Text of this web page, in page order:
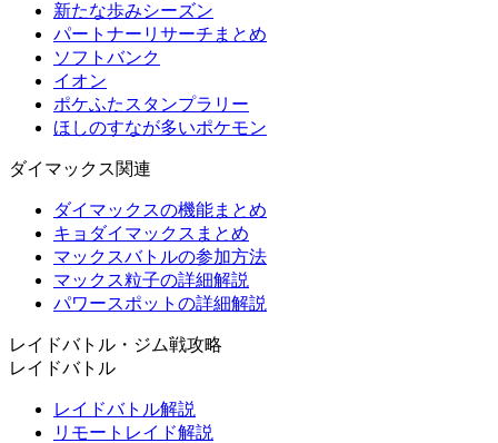
新たな歩みシーズン
パートナーリサーチまとめ
ソフトバンク
イオン
ポケふたスタンプラリー
ほしのすなが多いポケモン
ダイマックス関連
ダイマックスの機能まとめ
キョダイマックスまとめ
マックスバトルの参加方法
マックス粒子の詳細解説
パワースポットの詳細解説
レイドバトル・ジム戦攻略
レイドバトル
レイドバトル解説
リモートレイド解説